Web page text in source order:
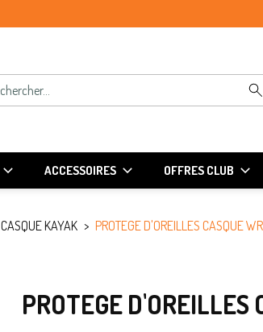
ACCESSOIRES OFFRES CLUB
CASQUE KAYAK PROTEGE D'OREILLES CASQUE
PROTEGE D'OREILLES